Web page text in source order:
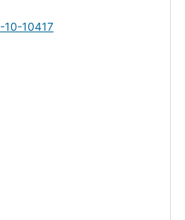
10417